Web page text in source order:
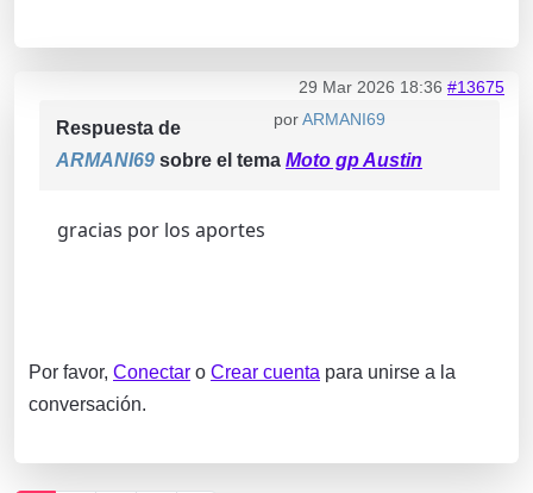
29 Mar 2026 18:36 #13675
porARMANI69
Respuesta de
ARMANI69 sobre el tema Moto gp Austin
gracias por los aportes
Por favor, Conectar o Crear cuenta para unirse a la
conversación.